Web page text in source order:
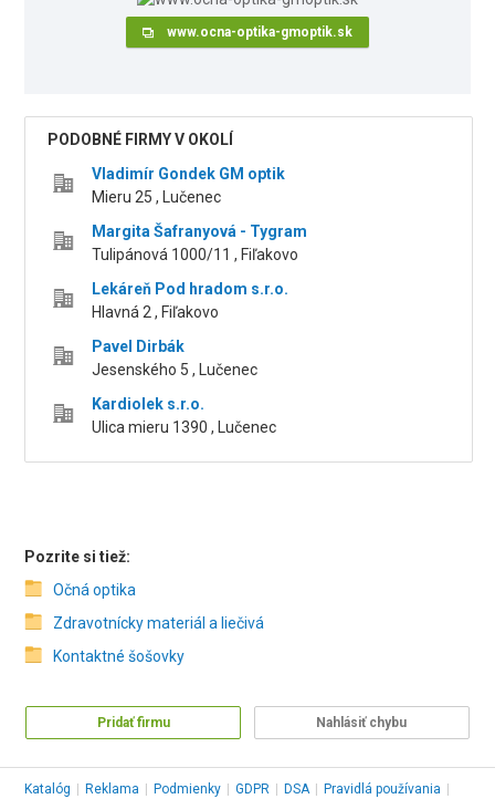
www.ocna-optika-gmoptik.sk
PODOBNÉ FIRMY V OKOLÍ
Vladimír Gondek GM optik
Mieru 25 , Lučenec
Margita Šafranyová - Tygram
Tulipánová 1000/11 , Fiľakovo
Lekáreň Pod hradom s.r.o.
Hlavná 2 , Fiľakovo
Pavel Dirbák
Jesenského 5 , Lučenec
Kardiolek s.r.o.
Ulica mieru 1390 , Lučenec
Pozrite si tiež:
Očná optika
Zdravotnícky materiál a liečivá
Kontaktné šošovky
Pridať firmu Nahlásiť chybu
Katalóg Reklama Podmienky GDPR DSA Pravidlá používania